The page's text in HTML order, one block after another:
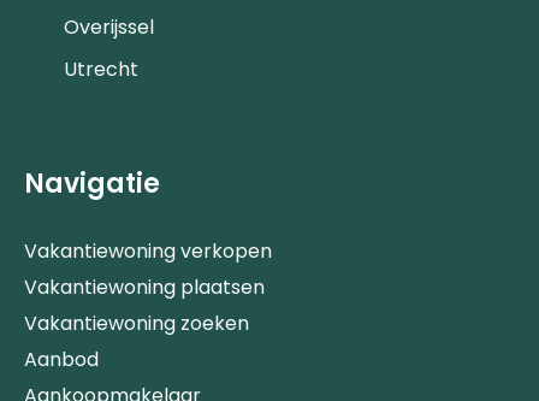
Overijssel
Utrecht
Navigatie
Vakantiewoning verkopen
Vakantiewoning plaatsen
Vakantiewoning zoeken
Aanbod
Aankoopmakelaar